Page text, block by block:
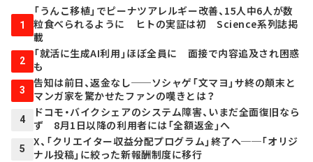
1
「うんこ移植」でピーナツアレルギー改善、15人中6人が数
粒食べられるように ヒトの実証は初 Science系列誌掲
載
2
「就活に生成AI利用」ほぼ全員に 面接で内容追及され困惑
も
3
告知は前日、返金なし──ソシャゲ「文マヨ」サ終の顛末と
マンガ家を驚かせたファンの嘆きとは？
4
ドコモ・バイクシェアのシステム障害、いまだ全面復旧なら
ず 8月1日以降の利用者には「全額返金」へ
5
X、「クリエイター収益分配プログラム」終了へ──「オリジ
ナル投稿」に絞った新報酬制度に移行